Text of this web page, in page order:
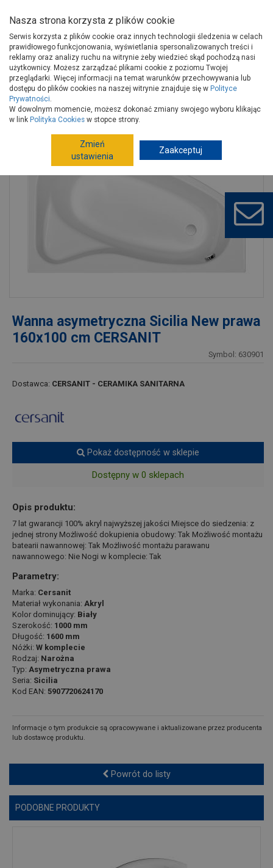
Strona główna Wyposażenie Wanny
Wanny akrylowe
Wanny narożne
Wanna asymetryczna Sicilia New prawa 160x100 cm CERSANIT
Wanna asymetryczna Sicilia New prawa
160x100 cm CERSANIT
Symbol: 630901
Dostawca: CERSANIT - CERAMIKA SANITARNA
Pokaż dostępność w sklepie
Dostępny w 0 sklepach
Opis produktu:
7 lat gwarancji 100% akryl najwyższej jakości Miejsce do siedzenia: z
jednej strony Możliwość dokupienia obudowy: Tak Możliwość montażu
batearii nawannowej: Tak Możliwość montażu parawanu
nawannowego: Nie Nogi w komplecie: Tak
Parametry:
Marka: Cersanit
Materiał wykonania: Akryl
Kolor dominujący: Biały
Szerokość: 1000 mm
Długość: 1600 mm
Nóżki: W komplecie
Rodzaj: Narożna
Typ: Asymetryczna prawa
Seria: Sicilia
Kod EAN: 5907720624170
Informacje o tym produkcie są opracowywane i aktualizowane przez producenta
lub dostawcę produktu.
Powrót do listy
PODOBNE PRODUKTY
Nasza strona korzysta z plików cookie
Serwis korzysta z plików cookie oraz innych technologii śledzenia w celach
prawidłowego funkcjonowania, wyświetlania spersonalizowanych treści i
reklamy oraz analizy ruchu na witrynie żeby wiedzieć skąd pochodzą nasi
użytkownicy. Możesz zarządzać plikami cookie z poziomu Twojej
przeglądarki. Więcej informacji na temat warunków przechowywania lub
dostępu do plików cookies na naszej witrynie znajduje się w Polityce
Prywatności.
W dowolnym momencie, możesz dokonać zmiany swojego wyboru klikając
w link Polityka Cookies w stopce strony.
Zmień
ustawienia
Zaakceptuj